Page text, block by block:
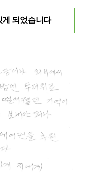
게 되었습니다